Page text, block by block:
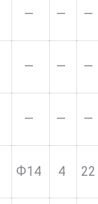
— — —
— — —
— — —
Ф14 4 22